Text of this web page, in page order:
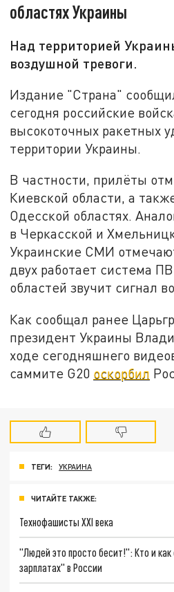
областях Украины
Над территорией
воздушной тревоги.
Издание "Страна"
сегодня российские
высокоточных ракетных
территории Украины.
В частности, прилёты
Киевской области, а
Одесской областях.
в Черкасской и
Украинские СМИ
двух работает система
областей звучит сигнал
Как сообщал ранее
президент Украины
ходе сегодняшнего
саммите G20 оскорбил
ТЕГИ: УКРАИНА
ЧИТАЙТЕ ТАКЖЕ:
Технофашисты XXI века
"Людей это просто бесит!": Кто и
зарплатах" в России